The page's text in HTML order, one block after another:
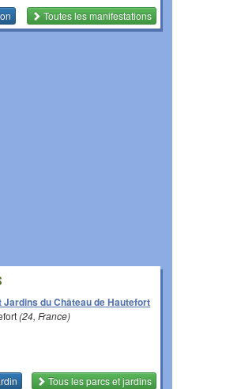
Toutes les manifestations
Jardins du Château de Hautefort
(24, France)
Tous les parcs et jardins